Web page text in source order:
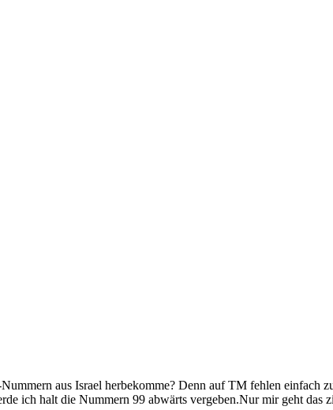
aus Israel herbekomme? Denn auf TM fehlen einfach
ich halt die Nummern 99 abwärts vergeben.Nur mir geht das